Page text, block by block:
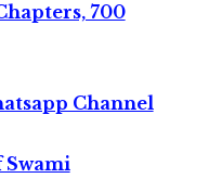
700
Channel
Swami